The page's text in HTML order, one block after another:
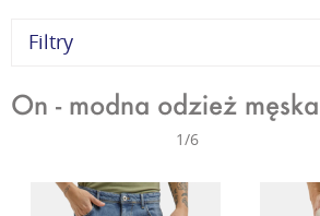
Odzież damska
Komplety damskie
Odzież męska
Premium Line
Filtry
On - modna odzież męska
1/6